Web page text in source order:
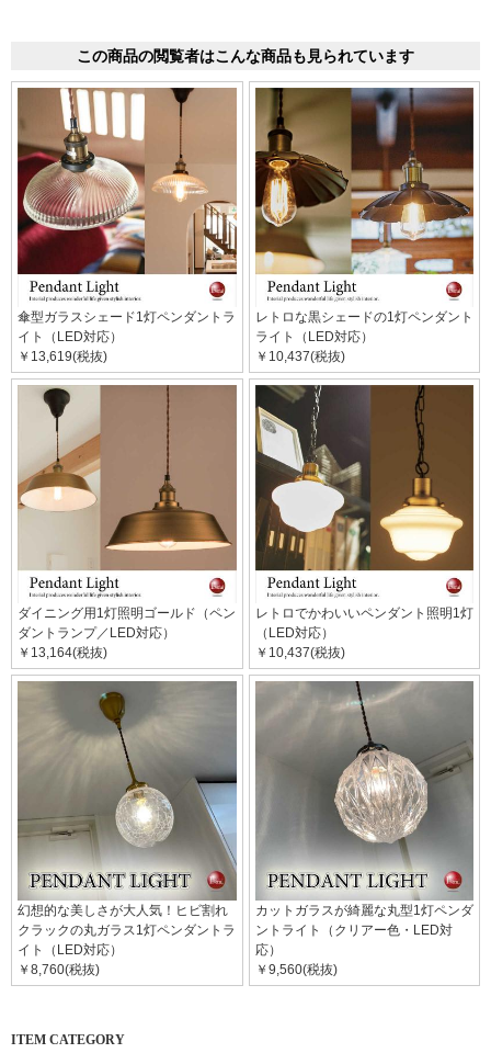
この商品の閲覧者はこんな商品も見られています
傘型ガラスシェード1灯ペンダントラ
イト（LED対応）
￥13,619(税抜)
レトロな黒シェードの1灯ペンダント
ライト（LED対応）
￥10,437(税抜)
ダイニング用1灯照明ゴールド（ペン
ダントランプ／LED対応）
￥13,164(税抜)
レトロでかわいいペンダント照明1灯
（LED対応）
￥10,437(税抜)
幻想的な美しさが大人気！ヒビ割れ
クラックの丸ガラス1灯ペンダントラ
イト（LED対応）
￥8,760(税抜)
カットガラスが綺麗な丸型1灯ペンダ
ントライト（クリアー色・LED対
応）
￥9,560(税抜)